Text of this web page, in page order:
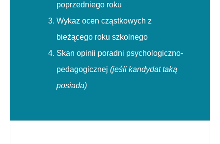
poprzedniego roku
Wykaz ocen cząstkowych z
bieżącego roku szkolnego
Skan opinii poradni psychologiczno-
pedagogicznej (jeśli kandydat taką
posiada)